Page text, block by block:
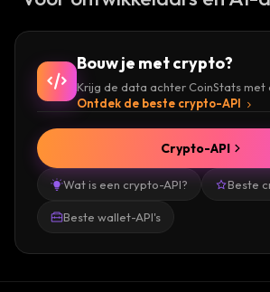
Bouw je met crypto?
Krijg de data achter CoinStats met
Ontdek de beste crypto-API
Wat is een crypto-API? Beste
Beste wallet-API's
Crypto-API